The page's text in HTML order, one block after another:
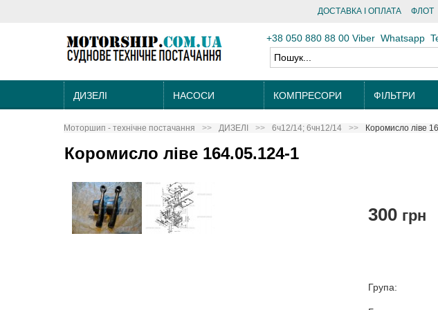
ДОСТАВКА І ОПЛАТА ФЛОТ
+38 050 880 88 00 Viber Whatsapp
ДИЗЕЛІ НАСОСИ КОМПРЕСОРИ ФІЛЬТРИ
Моторшип - технічне постачання ДИЗЕЛІ 6ч12/14; 6чн12/14 Коромисло ліве
Коромисло ліве 164.05.124-1
300 грн
Група: